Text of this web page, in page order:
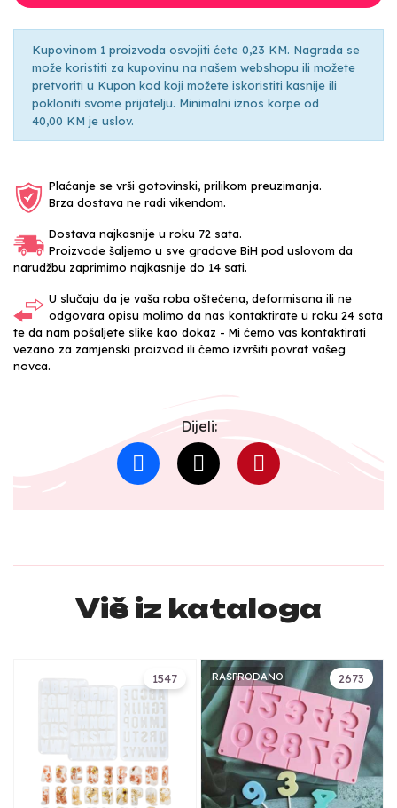
Kupovinom 1 proizvoda osvojiti ćete 0,23 KM. Nagrada se
može koristiti za kupovinu na našem webshopu ili možete
pretvoriti u Kupon kod koji možete iskoristiti kasnije ili
pokloniti svome prijatelju. Minimalni iznos korpe od
40,00 KM je uslov.
Plaćanje se vrši gotovinski, prilikom preuzimanja.
Brza dostava ne radi vikendom.
Dostava najkasnije u roku 72 sata.
Proizvode šaljemo u sve gradove BiH pod uslovom da
narudžbu zaprimimo najkasnije do 14 sati.
U slučaju da je vaša roba oštećena, deformisana ili ne
odgovara opisu molimo da nas kontaktirate u roku 24 sata
te da nam pošaljete slike kao dokaz - Mi ćemo vas kontaktirati
vezano za zamjenski proizvod ili ćemo izvršiti povrat vašeg
novca.
Dijeli:
Više iz kataloga
1547 2673
RASPRODANO